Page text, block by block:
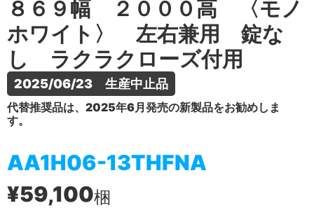
８６９幅 ２０００高 〈モノ
ホワイト〉 左右兼用 錠な
し ラクラクローズ付用
2025/06/23　生産中止品
代替推奨品は、2025年6月発売の新製品をお勧めしま
す。
AA1H06-13THFNA
¥59,100梱